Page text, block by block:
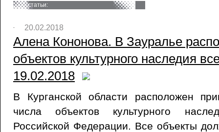
статьи:
20.02.2018
Алена Кононова. В Зауралье
объектов культурного наследия
19.02.2018
В Курганской области расположен
числа объектов культурного
Российской Федерации. Все объекты